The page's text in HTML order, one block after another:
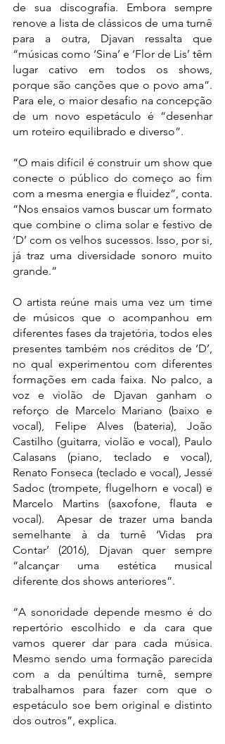
de sua discografia. Embora sempre
renove a lista de clássicos de uma turnê
para a outra, Djavan ressalta que
“músicas como ‘Sina’ e ‘Flor de Lis’ têm
lugar cativo em todos os shows,
porque são canções que o povo ama”.
Para ele, o maior desafio na concepção
de um novo espetáculo é “desenhar
um roteiro equilibrado e diverso”.
“O mais difícil é construir um show que
conecte o público do começo ao fim
com a mesma energia e fluidez”, conta.
“Nos ensaios vamos buscar um formato
que combine o clima solar e festivo de
‘D’ com os velhos sucessos. Isso, por si,
já traz uma diversidade sonoro muito
grande.”
O artista reúne mais uma vez um time
de músicos que o acompanhou em
diferentes fases da trajetória, todos eles
presentes também nos créditos de ‘D’,
no qual experimentou com diferentes
formações em cada faixa. No palco, a
voz e violão de Djavan ganham o
reforço de Marcelo Mariano (baixo e
vocal), Felipe Alves (bateria), João
Castilho (guitarra, violão e vocal), Paulo
Calasans (piano, teclado e vocal),
Renato Fonseca (teclado e vocal), Jessé
Sadoc (trompete, flugelhorn e vocal) e
Marcelo Martins (saxofone, flauta e
vocal).  Apesar de trazer uma banda
semelhante à da turnê ‘Vidas pra
Contar’ (2016), Djavan quer sempre
“alcançar uma estética musical
diferente dos shows anteriores”.
“A sonoridade depende mesmo é do
repertório escolhido e da cara que
vamos querer dar para cada música.
Mesmo sendo uma formação parecida
com a da penúltima turnê, sempre
trabalhamos para fazer com que o
espetáculo soe bem original e distinto
dos outros”, explica.